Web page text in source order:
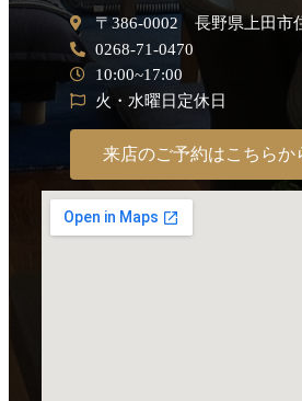
〒386-0002 長野県上田市
0268-71-0470
10:00~17:00
火・水曜日定休日
来店のご予約はこちらか